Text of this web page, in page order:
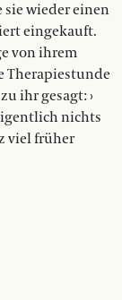
wieder einen
eingekauft.
von ihrem
Therapiestunde
ihr gesagt: ›
nichts
viel früher